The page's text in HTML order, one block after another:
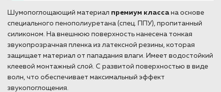
Шумопоглощающий материал премиум класса на основе
специального пенополиуретана (спец. ППУ), пропитанный
силиконом. На внешнюю поверхность нанесена тонкая
звукопрозрачная пленка из латексной резины, которая
защищает материал от пападания влаги. Имеет водостойкий
клеевой монтажный слой. С развитой поверхностью в виде
волн, что обеспечивает максимальный эффект
звукопоглощения.